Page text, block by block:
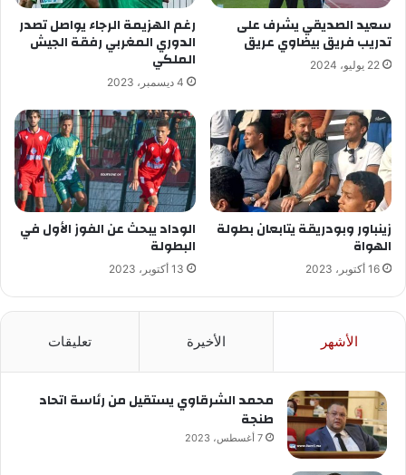
سعيد الصديقي يشرف على
تدريب فريق بيضاوي عريق
22 يوليو، 2024
رغم الهزيمة الرجاء يواصل تصدر
الدوري المغربي رفقة الجيش
الملكي
4 ديسمبر، 2023
زينباور وبودريقة يتابعان بطولة
الهواة
16 أكتوبر، 2023
الوداد يبحث عن الفوز الأول في
البطولة
13 أكتوبر، 2023
الأشهر الأخيرة تعليقات
محمد الشرقاوي يستقيل من رئاسة اتحاد
طنجة
7 أغسطس، 2023